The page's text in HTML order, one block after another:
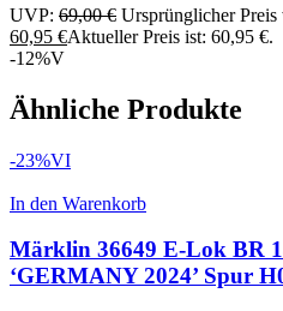
UVP: 69,00€ Ursprünglicher
60,95 €Aktueller Preis ist: 60,95 €.
-12%V
Ähnliche Produkte
-23%VI
In den Warenkorb
Märklin 36649 E-Lok BR
‘GERMANY 2024’ Spur